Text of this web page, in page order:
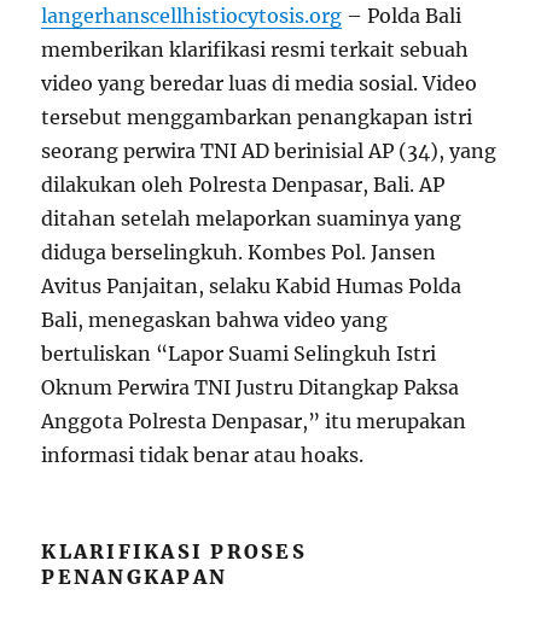
langerhanscellhistiocytosis.org – Polda Bali
memberikan klarifikasi resmi terkait sebuah
video yang beredar luas di media sosial. Video
tersebut menggambarkan penangkapan istri
seorang perwira TNI AD berinisial AP (34), yang
dilakukan oleh Polresta Denpasar, Bali. AP
ditahan setelah melaporkan suaminya yang
diduga berselingkuh. Kombes Pol. Jansen
Avitus Panjaitan, selaku Kabid Humas Polda
Bali, menegaskan bahwa video yang
bertuliskan “Lapor Suami Selingkuh Istri
Oknum Perwira TNI Justru Ditangkap Paksa
Anggota Polresta Denpasar,” itu merupakan
informasi tidak benar atau hoaks.
KLARIFIKASI PROSES
PENANGKAPAN